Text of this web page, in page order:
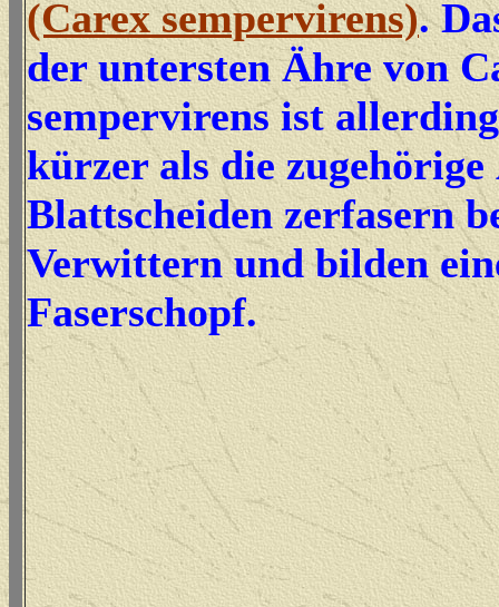
(Carex sempervirens).
der untersten Ähre von
sempervirens ist
kürzer als die
Blattscheiden zerfasern
Verwittern und bilden
Faserschopf.